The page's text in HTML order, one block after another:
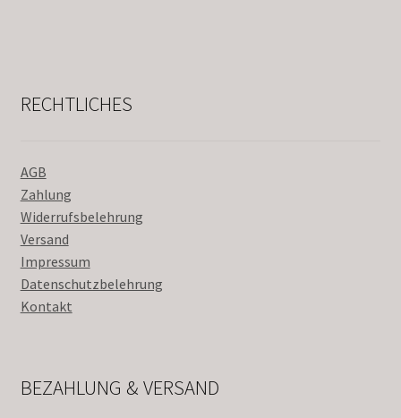
RECHTLICHES
AGB
Zahlung
Widerrufsbelehrung
Versand
Impressum
Datenschutzbelehrung
Kontakt
BEZAHLUNG & VERSAND